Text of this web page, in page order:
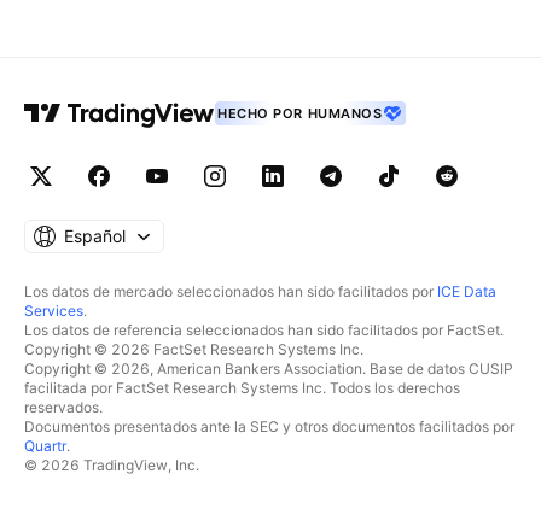
HECHO POR HUMANOS
Español
Los datos de mercado seleccionados han sido facilitados por ICE Data
Services.
Los datos de referencia seleccionados han sido facilitados por FactSet.
Copyright © 2026 FactSet Research Systems Inc.
Copyright © 2026, American Bankers Association. Base de datos CUSIP
facilitada por FactSet Research Systems Inc. Todos los derechos
reservados.
Documentos presentados ante la SEC y otros documentos facilitados por
Quartr.
© 2026 TradingView, Inc.